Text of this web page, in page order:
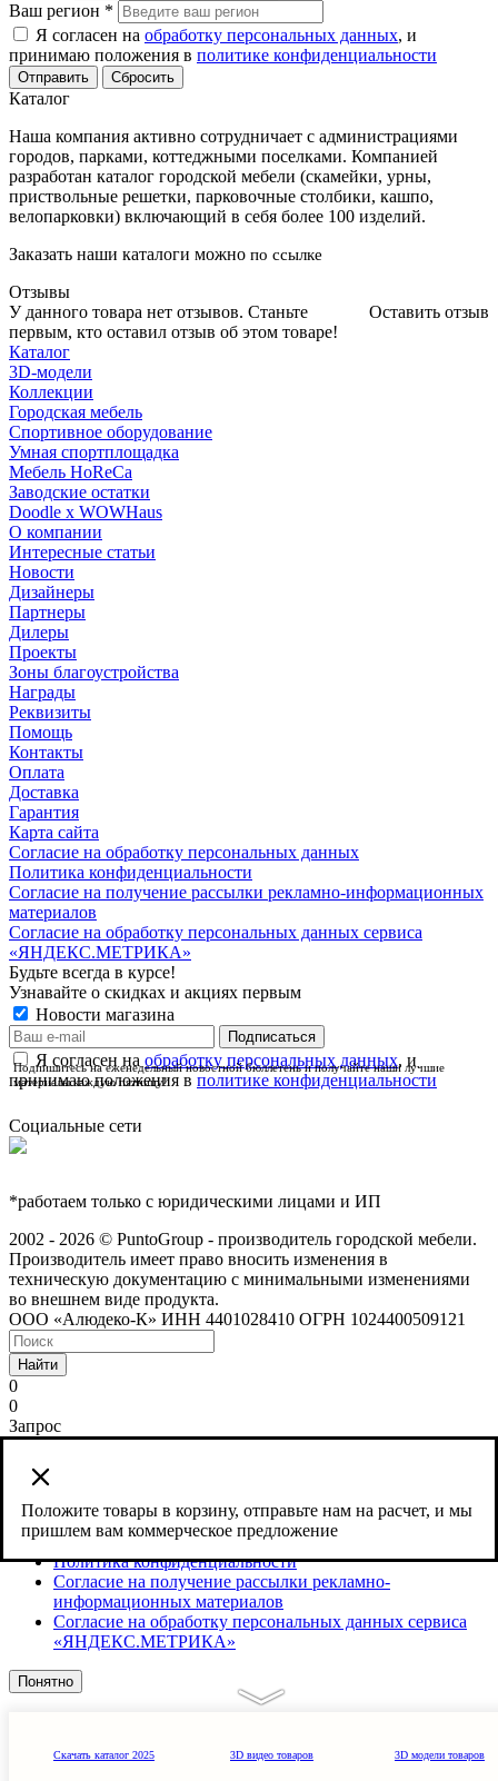
Скачать каталог 2025 3D видео товаров 3D модели товаров
Ваш регион *
Я согласен на обработку персональных данных, и
принимаю положения в политике конфиденциальности
Сбросить
Каталог
Наша компания активно сотрудничает с администрациями
городов, парками, коттеджными поселками. Компанией
разработан каталог городской мебели (скамейки, урны,
приствольные решетки, парковочные столбики, кашпо,
велопарковки) включающий в себя более 100 изделий.
Заказать наши каталоги можно по ссылке
Отзывы
Оставить отзыв
У данного товара нет отзывов. Станьте
первым, кто оставил отзыв об этом товаре!
Каталог
3D-модели
Коллекции
Городская мебель
Спортивное оборудование
Умная спортплощадка
Мебель HoReCa
Заводские остатки
Doodle x WOWHaus
О компании
Интересные статьи
Новости
Дизайнеры
Партнеры
Дилеры
Проекты
Зоны благоустройства
Награды
Реквизиты
Помощь
Контакты
Оплата
Доставка
Гарантия
Карта сайта
Согласие на обработку персональных данных
Политика конфиденциальности
Согласие на получение рассылки рекламно-информационных
материалов
Согласие на обработку персональных данных сервиса
«ЯНДЕКС.МЕТРИКА»
Будьте всегда в курсе!
Узнавайте о скидках и акциях первым
Новости магазина
Я согласен на обработку персональных данных, и
принимаю положения в политике конфиденциальности
Подпишитесь на еженедельный новостной бюллетень и получайте наши лучшие
материалы каждую пятницу!
Социальные сети
*работаем только с юридическими лицами и ИП
2002 - 2026 © PuntoGroup - производитель городской мебели.
Производитель имеет право вносить изменения в
техническую документацию с минимальными изменениями
во внешнем виде продукта.
ООО «Алюдеко-К» ИНН 4401028410 ОГРН 1024400509121
Найти
0
0
Запрос
Положите товары в корзину, отправьте нам на расчет, и мы
пришлем вам коммерческое предложение
Сайт использует cookies и сервис веб-аналитики Яндекс
Метрика, предоставляемый компанией ООО «ЯНДЕКС»,
119021, Россия, Москва, ул. Л. Толстого, 16.
Согласие на обработку персональных данных
Политика конфиденциальности
Согласие на получение рассылки рекламно-
информационных материалов
Согласие на обработку персональных данных сервиса
«ЯНДЕКС.МЕТРИКА»
Понятно